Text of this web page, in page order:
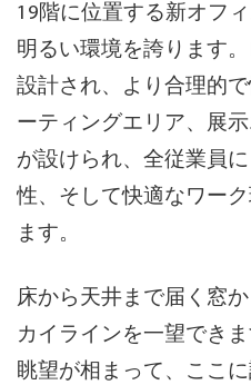
19階に位置する新オフ
明るい環境を誇ります
設計され、より合理的
ーティングエリア、展
が設けられ、全従業員
性、そして快適なワー
ます。
床から天井まで届く窓
カイラインを一望でき
眺望が相まって、ここ